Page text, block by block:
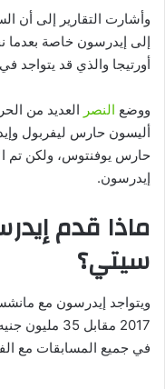
وأشارت التقارير إلى أن
إلى إيدرسون خاصة بعدما
أورتيجا والذي قد يتواجد
ووضع النصر العديد من
أليسون حارس ليفربول
حارس يوفنتوس، ولكن تم
إيدرسون.
ماذا قدم
سيتي؟
ويتواجد إيدرسون مع
في جميع المسابقات مع الفريق وحقق 17